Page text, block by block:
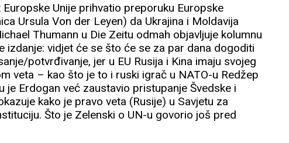
Unije prihvatio preporuku Europske
Ursula Von der Leyen) da Ukrajina i Moldavija
Thumann u Die Zeitu odmah objavljuje kolumnu
izdanje: vidjet će se što će se za par dana dogoditi
potvrđivanje, jer u EU Rusija i Kina imaju svojeg
veta – kao što je to i ruski igrač u NATO-u Redžep
je Erdogan već zaustavio pristupanje Švedske i
kako je pravo veta (Rusije) u Savjetu za
Što je Zelenski o UN-u govorio još pred